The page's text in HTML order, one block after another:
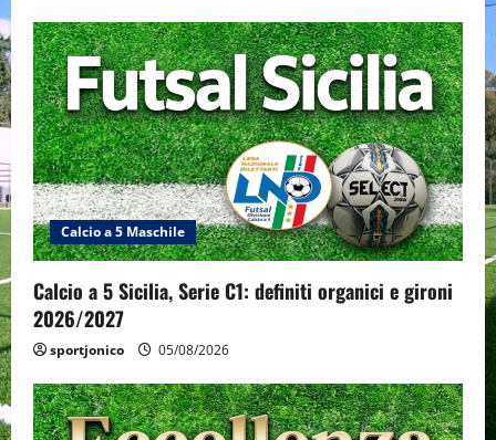
Calcio a 5 Maschile
Calcio a 5 Sicilia, Serie C1: definiti organici e gironi
2026/2027
sportjonico 05/08/2026